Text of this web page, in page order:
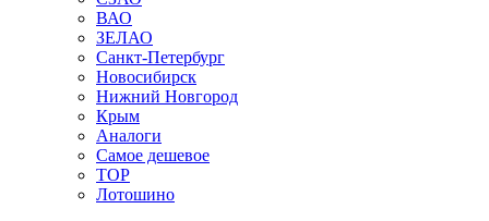
ВАО
ЗЕЛАО
Санкт-Петербург
Новосибирск
Нижний Новгород
Крым
Аналоги
Самое дешевое
TOP
Лотошино